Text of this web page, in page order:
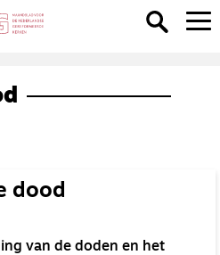
dood
van de doden en het